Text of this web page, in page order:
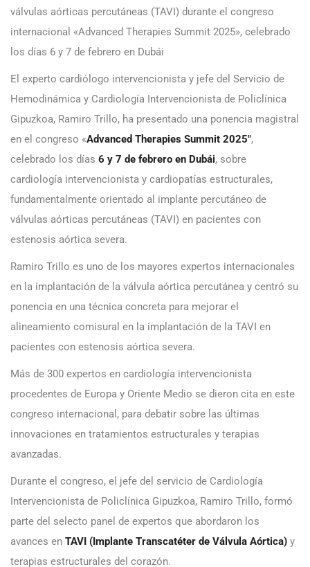
válvulas aórticas percutáneas (TAVI) durante el congreso
internacional «Advanced Therapies Summit 2025», celebrado
los días 6 y 7 de febrero en Dubái
El experto cardiólogo intervencionista y jefe del Servicio de
Hemodinámica y Cardiología Intervencionista de Policlínica
Gipuzkoa, Ramiro Trillo, ha presentado una ponencia magistral
en el congreso «Advanced Therapies Summit 2025″,
celebrado los días 6 y 7 de febrero en Dubái, sobre
cardiología intervencionista y cardiopatías estructurales,
fundamentalmente orientado al implante percutáneo de
válvulas aórticas percutáneas (TAVI) en pacientes con
estenosis aórtica severa.
Ramiro Trillo es uno de los mayores expertos internacionales
en la implantación de la válvula aórtica percutánea y centró su
ponencia en una técnica concreta para mejorar el
alineamiento comisural en la implantación de la TAVI en
pacientes con estenosis aórtica severa.
Más de 300 expertos en cardiología intervencionista
procedentes de Europa y Oriente Medio se dieron cita en este
congreso internacional, para debatir sobre las últimas
innovaciones en tratamientos estructurales y terapias
avanzadas.
Durante el congreso, el jefe del servicio de Cardiología
Intervencionista de Policlínica Gipuzkoa, Ramiro Trillo, formó
parte del selecto panel de expertos que abordaron los
avances en TAVI (Implante Transcatéter de Válvula Aórtica) y
terapias estructurales del corazón.